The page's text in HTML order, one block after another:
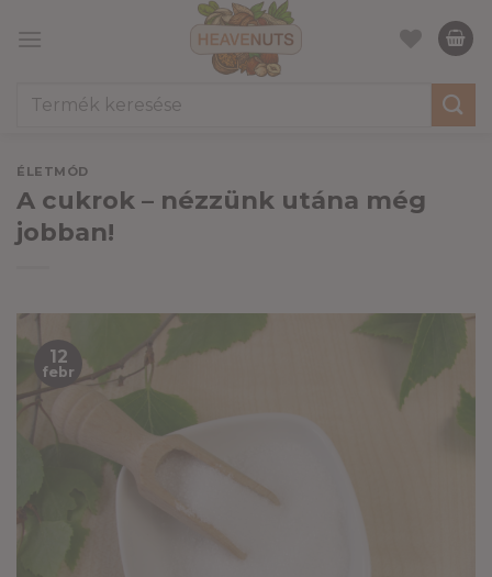
Keresés
ÉLETMÓD
A cukrok – nézzünk utána még
jobban!
12
febr